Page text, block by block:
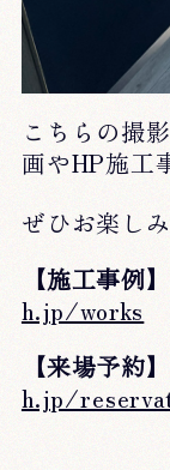
こちらの撮
画やHP施工
ぜひお楽し
【施工事例
h.jp/works
【来場予約
h.jp/